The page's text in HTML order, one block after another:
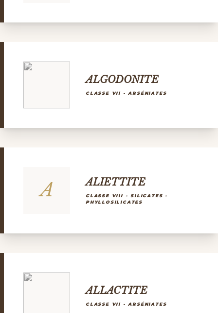
ALGODONITE
CLASSE VII - ARSÉNIATES
A ALIETTITE
CLASSE VIII - SILICATES -
PHYLLOSILICATES
ALLACTITE
CLASSE VII - ARSÉNIATES